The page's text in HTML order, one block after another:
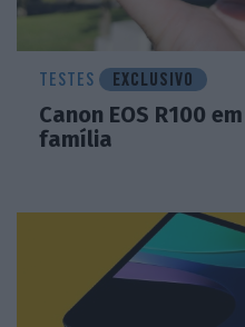
TESTES EXCLUSIVO
Canon EOS R100
família